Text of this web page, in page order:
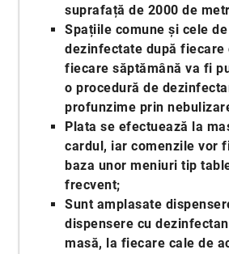
suprafață de 2000 de
Spațiile comune și cele
dezinfectate după fiecare
fiecare săptămână va fi
o procedură de
profunzime prin
Plata se efectuează la
cardul, iar comenzile vor
baza unor meniuri tip
frecvent;
Sunt amplasate
dispensere cu
masă, la fiecare cale de